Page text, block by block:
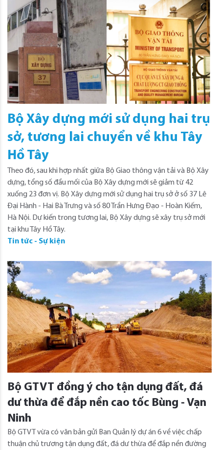
Bộ Xây dựng mới sử dụng hai trụ
sở, tương lai chuyển về khu Tây
Hồ Tây
Theo đó, sau khi hợp nhất giữa Bộ Giao thông vận tải và Bộ Xây
dựng, tổng số đầu mối của Bộ Xây dựng mới sẽ giảm từ 42
xuống 23 đơn vị. Bộ Xây dựng mới sử dụng hai trụ sở ở số 37 Lê
Đại Hành - Hai Bà Trưng và số 80 Trần Hưng Đạo - Hoàn Kiếm,
Hà Nội. Dự kiến trong tương lai, Bộ Xây dựng sẽ xây trụ sở mới
tại khu Tây Hồ Tây.
Tin tức - Sự kiện
Bộ GTVT đồng ý cho tận dụng đất, đá
dư thừa để đắp nền cao tốc Bùng - Vạn
Ninh
Bộ GTVT vừa có văn bản gửi Ban Quản lý dự án 6 về việc chấp
thuận chủ trương tận dụng đất, đá dư thừa để đắp nền đường